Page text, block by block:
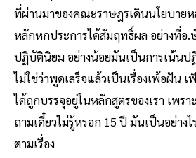
ที่ผ่านมาของคณะราษฎรเดินนโยบายห
หลักหกประการได้สัมฤทธิ์ผล อย่างที่อ
ปฏิบัตินิยม อย่างน้อยมันเป็นการเน้น
ไม่ใช่ว่าพูดเสร็จแล้วเป็นเรื่องเพ้อฝัน
ได้ถูกบรรจุอยู่ในหลักสูตรของเรา เพ
ถามเดี๋ยวไม่รู้หรอก 15 ปี มันเป็นอย่าง
ตามเรื่อง